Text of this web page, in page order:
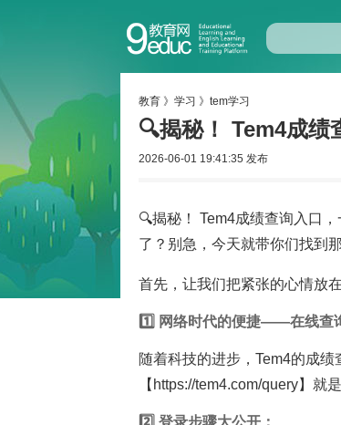
教育 》 学习 》 tem学习
🔍揭秘！ Tem4成
2026-06-01 19:41:35 发布
🔍揭秘！ Tem4成绩查询入口
了？别急，今天就带你们找到
首先，让我们把紧张的心情放
1️⃣ 网络时代的便捷——在线查
随着科技的进步，Tem4的成
【https://tem4.com/query】就
2️⃣ 登录步骤大公开：